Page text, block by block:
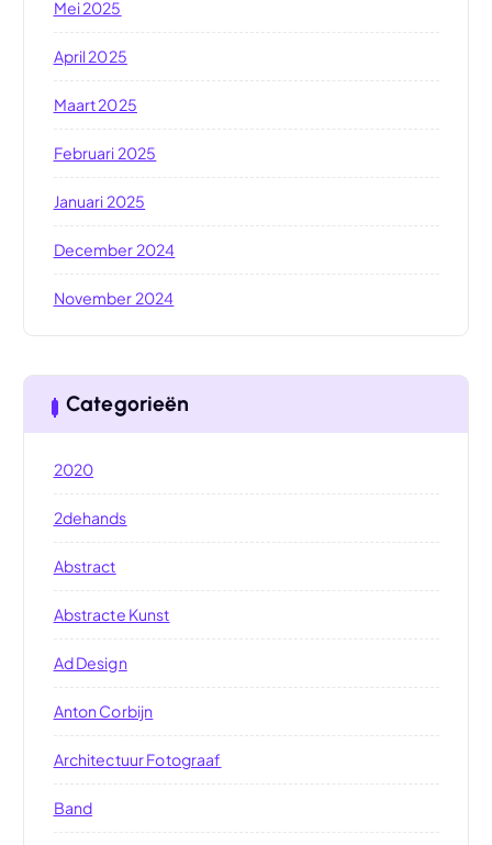
Mei 2025
April 2025
Maart 2025
Februari 2025
Januari 2025
December 2024
November 2024
Categorieën
2020
2dehands
Abstract
Abstracte Kunst
Ad Design
Anton Corbijn
Architectuur Fotograaf
Band